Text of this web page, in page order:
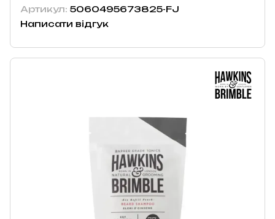
Артикул: 5060495673825-FJ
Написати відгук